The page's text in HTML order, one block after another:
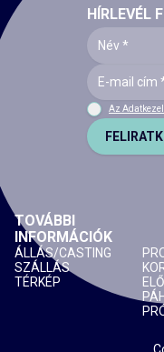
TOVÁBBI
INFORMÁCIÓK
ÁLLÁS/CASTING
SZÁLLÁS
TÉRKÉP
HÍRLEVÉL
Az